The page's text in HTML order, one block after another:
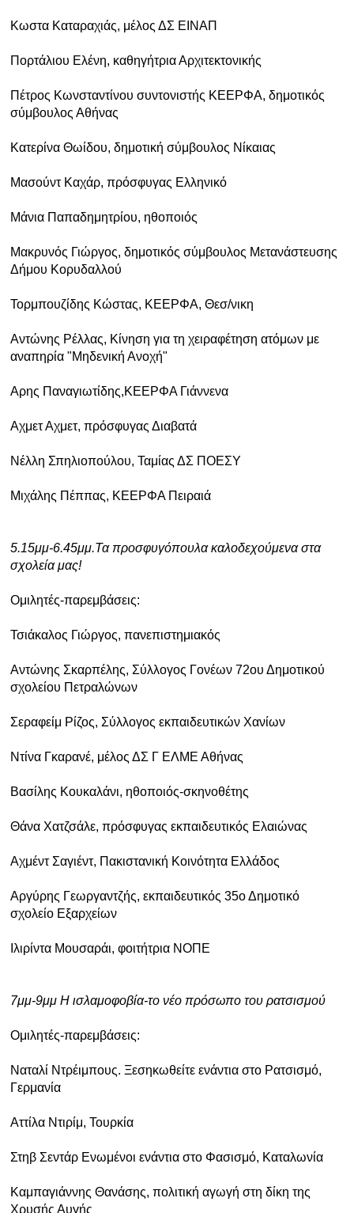
Κωστα Καταραχιάς, μέλος ΔΣ ΕΙΝΑΠ
Πορτάλιου Ελένη, καθηγήτρια Αρχιτεκτονικής
Πέτρος Κωνσταντίνου συντονιστής ΚΕΕΡΦΑ, δημοτικός
σύμβουλος Αθήνας
Κατερίνα Θωίδου, δημοτική σύμβουλος Νίκαιας
Μασούντ Καχάρ, πρόσφυγας Ελληνικό
Μάνια Παπαδημητρίου, ηθοποιός
Μακρυνός Γιώργος, δημοτικός σύμβουλος Μετανάστευσης
Δήμου Κορυδαλλού
Τορμπουζίδης Κώστας, ΚΕΕΡΦΑ, Θεσ/νικη
Αντώνης Ρέλλας, Κίνηση για τη χειραφέτηση ατόμων με
αναπηρία "Μηδενική Ανοχή"
Αρης Παναγιωτίδης,ΚΕΕΡΦΑ Γιάννενα
Αχμετ Αχμετ, πρόσφυγας Διαβατά
Νέλλη Σπηλιοπούλου, Ταμίας ΔΣ ΠΟΕΣΥ
Μιχάλης Πέππας, ΚΕΕΡΦΑ Πειραιά
5.15μμ-6.45μμ.Τα προσφυγόπουλα καλοδεχούμενα στα
σχολεία μας!
Ομιλητές-παρεμβάσεις:
Τσιάκαλος Γιώργος, πανεπιστημιακός
Αντώνης Σκαρπέλης, Σύλλογος Γονέων 72ου Δημοτικού
σχολείου Πετραλώνων
Σεραφείμ Ρίζος, Σύλλογος εκπαιδευτικών Χανίων
Ντίνα Γκαρανέ, μέλος ΔΣ Γ ΕΛΜΕ Αθήνας
Βασίλης Κουκαλάνι, ηθοποιός-σκηνοθέτης
Θάνα Χατζσάλε, πρόσφυγας εκπαιδευτικός Ελαιώνας
Αχμέντ Σαγιέντ, Πακιστανική Κοινότητα Ελλάδος
Aργύρης Γεωργαντζής, εκπαιδευτικός 35ο Δημοτικό
σχολείο Εξαρχείων
Ιλιρίντα Mουσαράι, φοιτήτρια ΝΟΠΕ
7μμ-9μμ Η ισλαμοφοβία-το νέο πρόσωπο του ρατσισμού
Ομιλητές-παρεμβάσεις:
Ναταλί Ντρέιμπους. Ξεσηκωθείτε ενάντια στο Ρατσισμό,
Γερμανία
Αττίλα Ντιρίμ, Τουρκία
Στηβ Σεντάρ Ενωμένοι ενάντια στο Φασισμό, Καταλωνία
Καμπαγιάννης Θανάσης, πολιτική αγωγή στη δίκη της
Χρυσής Αυγής